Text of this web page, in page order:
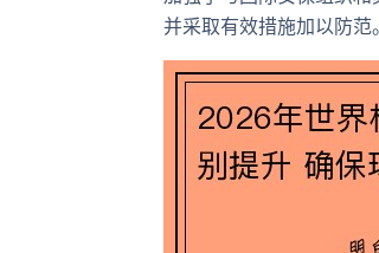
并采取有效措施加以防范。